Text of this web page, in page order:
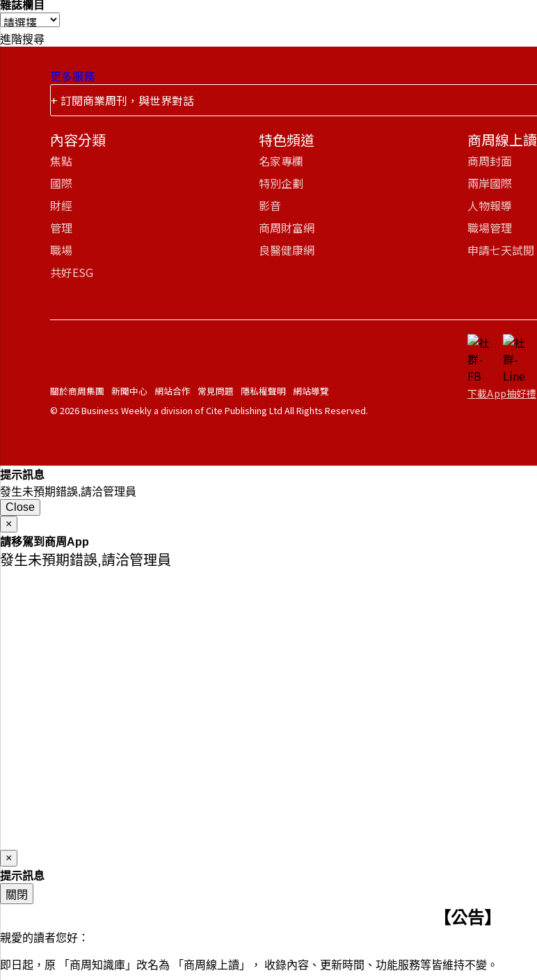
雜誌欄目
進階搜尋
更多服務
+ 訂閱商業周刊，與世界對話
內容分類
焦點
國際
財經
管理
職場
共好ESG
特色頻道
名家專欄
特別企劃
影音
商周財富網
良醫健康網
商周線上讀
商周封面
兩岸國際
人物報導
職場管理
申請七天試閱
關於商周集團 新聞中心 網站合作 常見問題 隱私權聲明 網站導覽
© 2026 Business Weekly a division of Cite Publishing Ltd All Rights Reserved.
下載App抽好禮
提示訊息
發生未預期錯誤,請洽管理員
Close
×
請移駕到商周App
發生未預期錯誤,請洽管理員
×
提示訊息
關閉
【公告】
親愛的讀者您好：
即日起，原 「商周知識庫」改名為 「商周線上讀」， 收錄內容、更新時間、功能服務等皆維持不變。